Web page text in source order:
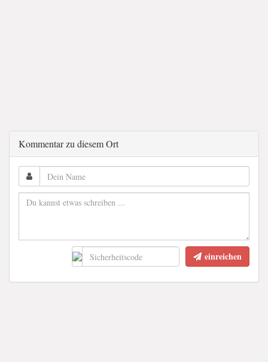
Kommentar zu diesem Ort
einreichen